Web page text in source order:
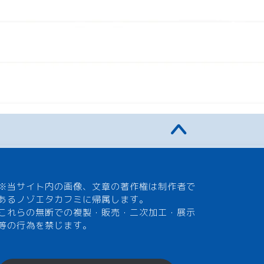
当サイト内の画像、文章の著作権は制作者で
るノゾエタカフミに帰属します。
れらの無断での複製・販売・二次加工・展示
の行為を禁じます。